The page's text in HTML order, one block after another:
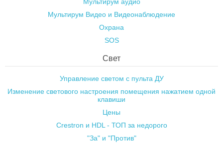
Мультирум Видео и Видеонаблюдение
Охрана
SOS
Свет
Управление светом с пульта ДУ
Изменение светового настроения помещения нажатием одной
клавиши
Цены
Crestron и HDL - ТОП за недорого
"За" и "Против"